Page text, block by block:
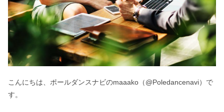
こんにちは、ポールダンスナビのmaaako（@Poledancenavi）で
す。